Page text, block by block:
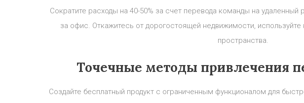
Сократите расходы на 40-50% за счет перевода команды на
за офис. Откажитесь от дорогостоящей недвижимости,
пространства.
Точечные методы привлечения
Создайте бесплатный продукт с ограниченным функционалом для